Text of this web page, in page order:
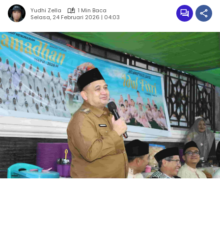
Yudhi Zella
1 Min Baca
Selasa, 24 Februari 2026 | 04:03